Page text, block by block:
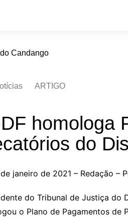
ARTIGO
homologa
do
janeiro de 2021 – Redação –
do Tribunal de Justiça do
o Plano de Pagamentos de